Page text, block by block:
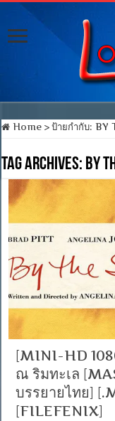
Home > ป้ายกำกับ:BY
Tag Archives: BY
[MINI-HD
ณ ริมทะเล
บรรยายไทย]
[FILEFENIX]